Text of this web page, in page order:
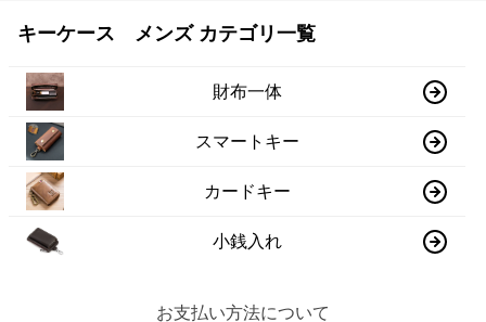
キーケース メンズ カテゴリ一覧
財布一体
スマートキー
カードキー
小銭入れ
お支払い方法について